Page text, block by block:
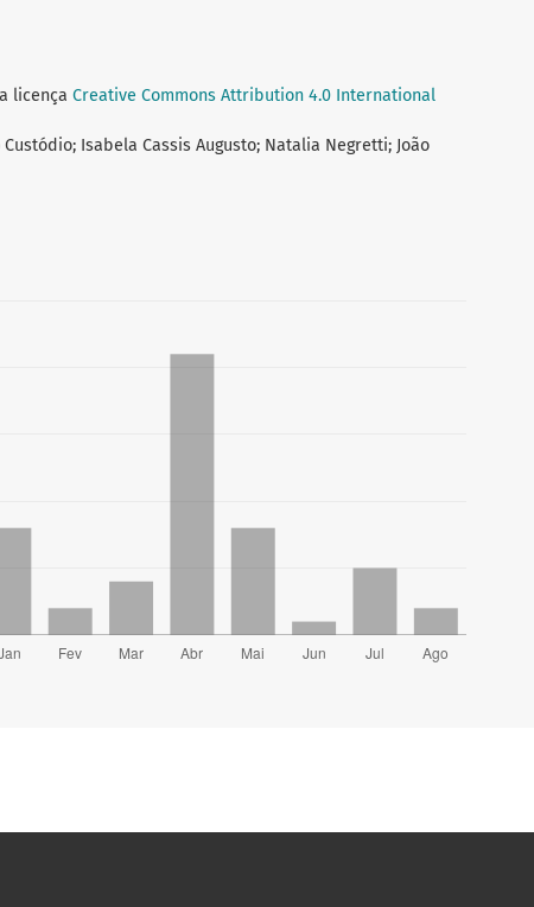
licença Creative Commons Attribution 4.0 International
Isabela Cassis Augusto; Natalia Negretti; João